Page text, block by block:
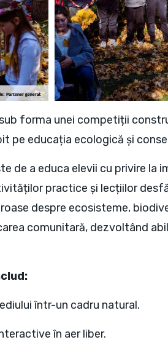
forma unei competiții
pe educația ecologică și
de a educa elevii cu privire la
practice și lecțiilor
despre ecosisteme,
comunitară, dezvoltând
într-un cadru natural.
în aer liber.